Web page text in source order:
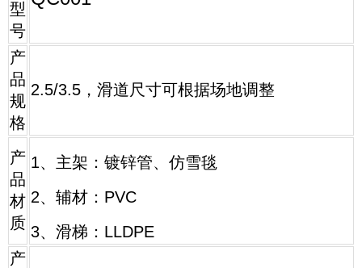
型
号
产
品
规
格
2.5/3.5，滑道尺寸可根据场地调整
产
品
材
质
1、主架：镀锌管、 仿雪毯
2、辅材：PVC
3、滑梯：LLDPE
产